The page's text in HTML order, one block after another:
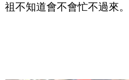
祖不知道會不會忙不過來。